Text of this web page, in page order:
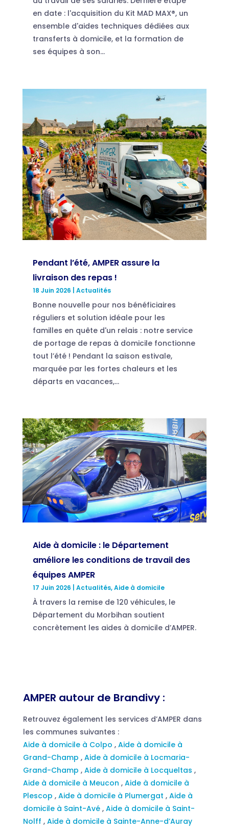
en date : l'acquisition du Kit MAD MAX®, un
ensemble d'aides techniques dédiées aux
transferts à domicile, et la formation de
ses équipes à son...
Pendant l’été, AMPER assure la
livraison des repas !
18 Juin 2026 Actualités
Bonne nouvelle pour nos bénéficiaires
réguliers et solution idéale pour les
familles en quête d'un relais : notre service
de portage de repas à domicile fonctionne
tout l’été ! Pendant la saison estivale,
marquée par les fortes chaleurs et les
départs en vacances,...
Aide à domicile : le Département
améliore les conditions de travail des
équipes AMPER
17 Juin 2026 Actualités,Aide à domicile
À travers la remise de 120 véhicules, le
Département du Morbihan soutient
concrètement les aides à domicile d’AMPER.
AMPER autour de Brandivy :
Retrouvez également les services d’AMPER dans
les communes suivantes :
Aide à domicile à Colpo , Aide à domicile à
Grand-Champ , Aide à domicile à Locmaria-
Grand-Champ , Aide à domicile à Locqueltas ,
Aide à domicile à Meucon , Aide à domicile à
Plescop , Aide à domicile à Plumergat , Aide à
domicile à Saint-Avé , Aide à domicile à Saint-
Nolff , Aide à domicile à Sainte-Anne-d’Auray